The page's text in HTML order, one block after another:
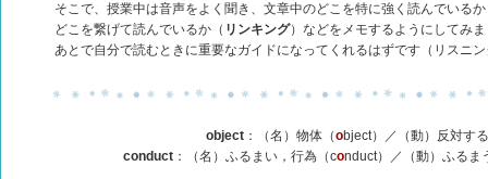
そこで、授業中は音声をよく聞き、文章中のどこを特に強く読んでいる
どこを繋げて読んでいるか（ リンキング）などをメモするようにしてみ
あとで自分で読むときに重要なガイドになってくれるはずです（リスニ
object ：（名）物体（object）／（動）反対す
conduct ：（名）ふるまい，行為（conduct）／（動）ふるま